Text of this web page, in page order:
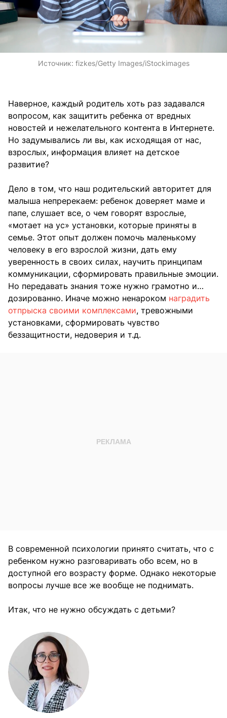
Источник: fizkes/Getty Images/iStockimages
Наверное, каждый родитель хоть раз задавался
вопросом, как защитить ребенка от вредных
новостей и нежелательного контента в Интернете.
Но задумывались ли вы, как исходящая от нас,
взрослых, информация влияет на детское
развитие?
Дело в том, что наш родительский авторитет для
малыша непререкаем: ребенок доверяет маме и
папе, слушает все, о чем говорят взрослые,
«мотает на ус» установки, которые приняты в
семье. Этот опыт должен помочь маленькому
человеку в его взрослой жизни, дать ему
уверенность в своих силах, научить принципам
коммуникации, сформировать правильные эмоции.
Но передавать знания тоже нужно грамотно и…
дозированно. Иначе можно ненароком наградить
отпрыска своими комплексами, тревожными
установками, сформировать чувство
беззащитности, недоверия и т.д.
В современной психологии принято считать, что с
ребенком нужно разговаривать обо всем, но в
доступной его возрасту форме. Однако некоторые
вопросы лучше все же вообще не поднимать.
Итак, что не нужно обсуждать с детьми?